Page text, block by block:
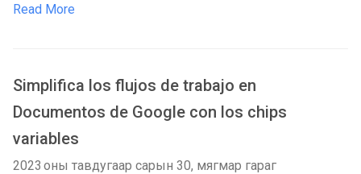
Read More
Simplifica los flujos de trabajo en
Documentos de Google con los chips
variables
2023 оны тавдугаар сарын 30, мягмар гараг